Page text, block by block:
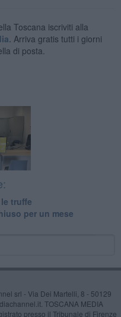
Toscana iscriviti alla
Arriva gratis tutti i giorni
di posta.
truffe
per un mese
srl - Via Dei Martelli, 8 - 50129
TOSCANA MEDIA
presso il Tribunale di Firenze